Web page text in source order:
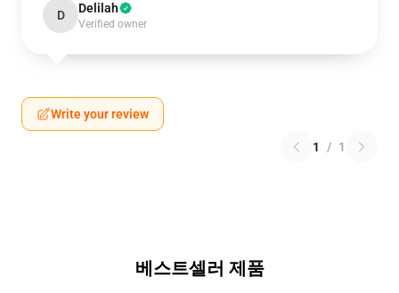
D Delilah
Verified owner
Write your review
1 / 1
베스트셀러 제품